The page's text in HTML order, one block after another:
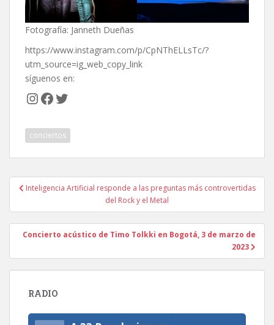
Fotografía: Janneth Dueñas
https://www.instagram.com/p/CpNThELLsTc/?
utm_source=ig_web_copy_link
síguenos en:
Instagram
Facebook
Twitter
conciertos
Navegación
entradas
Inteligencia Artificial responde a las preguntas más controvertidas
del Rock y el Metal
Concierto acústico de Timo Tolkki en Bogotá, 3 de marzo de
2023
RADIO